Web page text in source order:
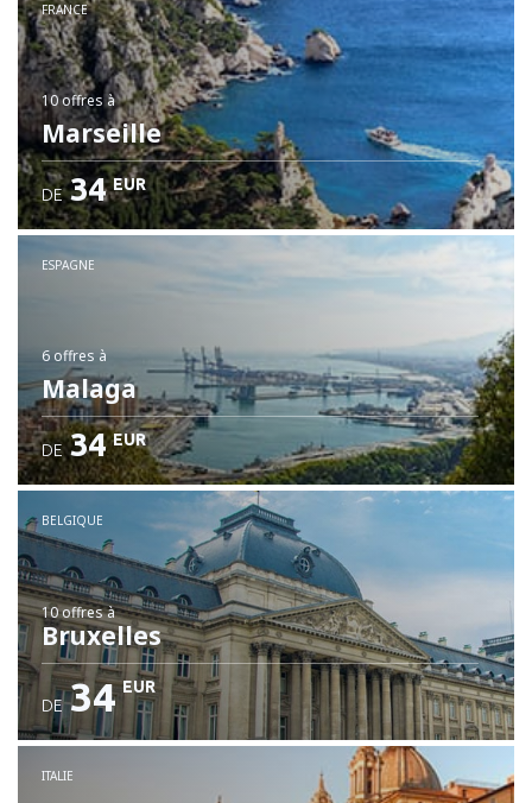
FRANCE
10 offres à
Marseille
DE 34 EUR
ESPAGNE
6 offresà
Malaga
DE 34 EUR
BELGIQUE
10 offresà
Bruxelles
DE 34 EUR
ITALIE